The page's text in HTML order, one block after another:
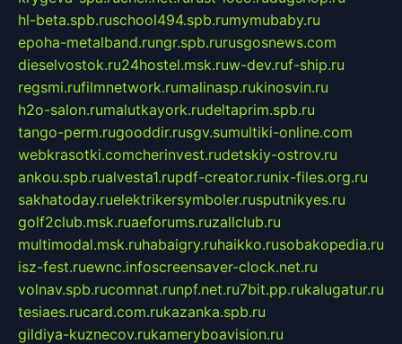
hl-beta.spb.ruschool494.spb.rumymubaby.ru
epoha-metalband.rungr.spb.rurusgosnews.com
dieselvostok.ru24hostel.msk.ruw-dev.ruf-ship.ru
regsmi.rufilmnetwork.rumalinasp.rukinosvin.ru
h2o-salon.rumalutkayork.rudeltaprim.spb.ru
tango-perm.rugooddir.rusgv.sumultiki-online.com
webkrasotki.comcherinvest.rudetskiy-ostrov.ru
ankou.spb.rualvesta1.rupdf-creator.runix-files.org.ru
sakhatoday.ruelektrikersymboler.rusputnikyes.ru
golf2club.msk.ruaeforums.ruzallclub.ru
multimodal.msk.ruhabaigry.ruhaikko.rusobakopedia.ru
isz-fest.ruewnc.infoscreensaver-clock.net.ru
volnav.spb.rucomnat.runpf.net.ru7bit.pp.rukalugatur.ru
tesiaes.rucard.com.rukazanka.spb.ru
gildiya-kuznecov.rukameryboavision.ru